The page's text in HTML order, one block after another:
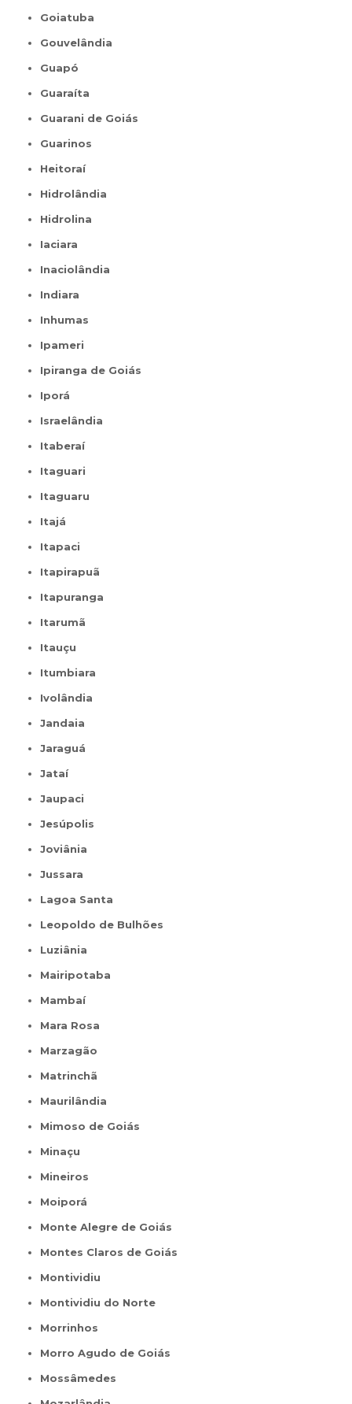
Goiatuba
Gouvelândia
Guapó
Guaraíta
Guarani de Goiás
Guarinos
Heitoraí
Hidrolândia
Hidrolina
Iaciara
Inaciolândia
Indiara
Inhumas
Ipameri
Ipiranga de Goiás
Iporá
Israelândia
Itaberaí
Itaguari
Itaguaru
Itajá
Itapaci
Itapirapuã
Itapuranga
Itarumã
Itauçu
Itumbiara
Ivolândia
Jandaia
Jaraguá
Jataí
Jaupaci
Jesúpolis
Joviânia
Jussara
Lagoa Santa
Leopoldo de Bulhões
Luziânia
Mairipotaba
Mambaí
Mara Rosa
Marzagão
Matrinchã
Maurilândia
Mimoso de Goiás
Minaçu
Mineiros
Moiporá
Monte Alegre de Goiás
Montes Claros de Goiás
Montividiu
Montividiu do Norte
Morrinhos
Morro Agudo de Goiás
Mossâmedes